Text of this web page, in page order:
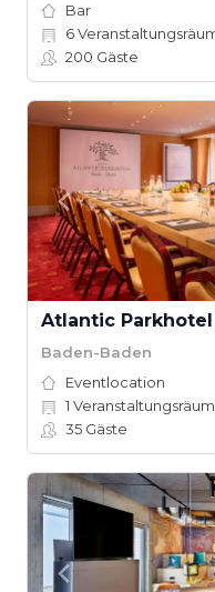
Bar
6
200 Gäste
Atlantic
Baden-Baden
Eventlocation
1
35 Gäste